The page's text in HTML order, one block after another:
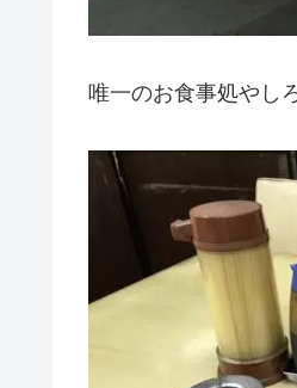
唯一のお食事処やし